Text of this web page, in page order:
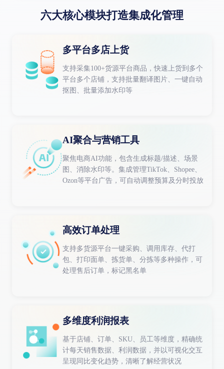
六大核心模块打造集成化管理
多平台多店上货
支持采集100+货源平台商品，快速上货到多个
平台多个店铺，支持批量翻译图片、一键自动
抠图、批量添加水印等
AI聚合与营销工具
聚焦电商AI功能，包含生成标题/描述、场景
图、消除水印等。集成管理TikTok、Shopee、
Ozon等平台广告，可自动调整预算及分时投放
高效订单处理
支持多货源平台一键采购、调用库存、代打
包、打印面单、拣货单、分拣等多种操作，可
处理售后订单，标记黑名单
多维度利润报表
基于店铺、订单、SKU、员工等维度，精确统
计每天销售数据、利润数据，并以可视化交互
呈现同比变化趋势，清晰了解经营状况